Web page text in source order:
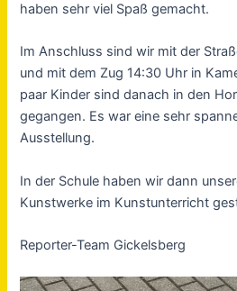
haben sehr viel Spaß gemacht.
Im Anschluss sind wir mit der
und mit dem Zug 14:30 Uhr in
paar Kinder sind danach in den
gegangen. Es war eine sehr
Ausstellung.
In der Schule haben wir dann
Kunstwerke im Kunstunterricht
Reporter-Team Gickelsberg